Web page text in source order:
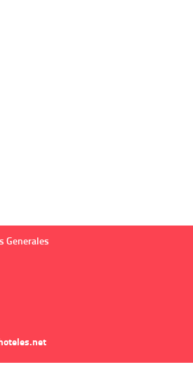
Generales